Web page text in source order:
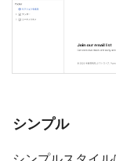
シンプル